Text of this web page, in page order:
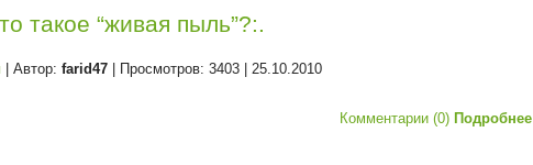
такое “живая пыль”?:.
| Автор: farid47 | Просмотров: 3403 | 25.10.2010
Комментарии (0) Подробнее